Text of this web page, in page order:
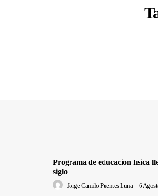
Programa de educación física
siglo
Jorge Camilo Puentes Luna - 6